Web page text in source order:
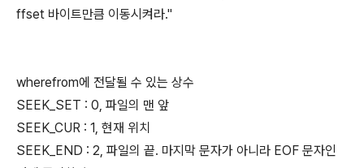
ffset 바이트만큼 이동시켜라."
wherefrom에 전달될 수 있는 상수
SEEK_SET : 0, 파일의 맨 앞
SEEK_CUR : 1, 현재 위치
SEEK_END : 2, 파일의 끝. 마지막 문자가 아니라 EOF 문자인